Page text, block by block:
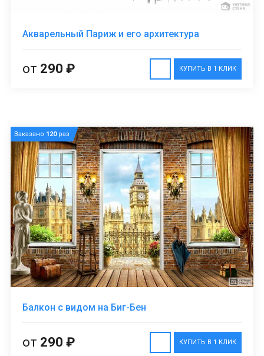
Акварельный Париж и его архитектура
КУПИТЬ В 1 КЛИК
от 290 ₽
Заказано 120раз
Балкон с видом на Биг-Бен
КУПИТЬ В 1 КЛИК
от 290 ₽